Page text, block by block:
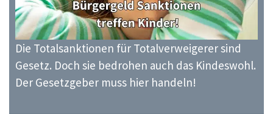
Die Totalsanktionen für Totalverweigerer sind
Gesetz. Doch sie bedrohen auch das Kindeswohl.
Der Gesetzgeber muss hier handeln!